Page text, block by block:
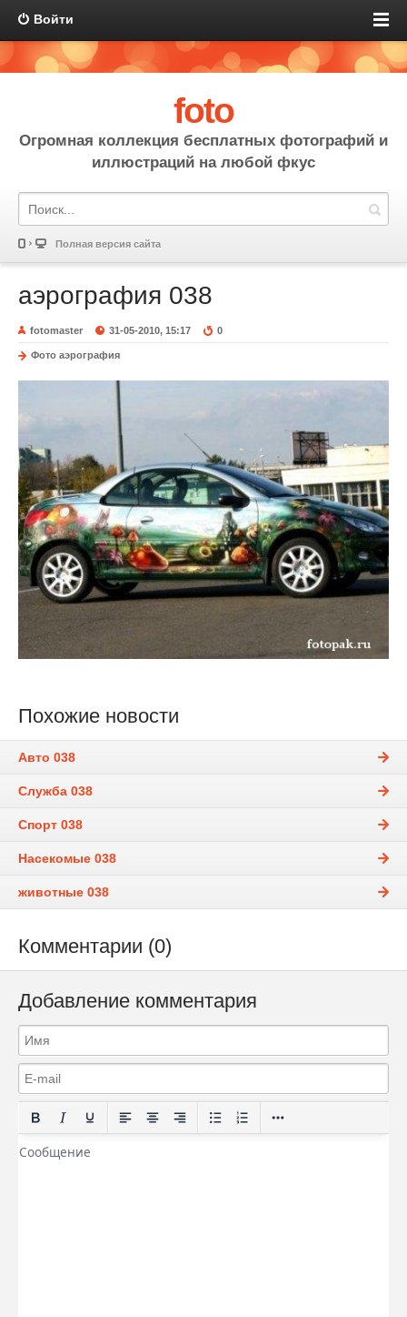
Войти
foto
Огромная коллекция бесплатных фотографий и
иллюстраций на любой фкус
Полная версия сайта
аэрография 038
fotomaster 31-05-2010, 15:17 0
Фото аэрография
Похожие новости
Авто 038
Служба 038
Спорт 038
Насекомые 038
животные 038
Комментарии (0)
Добавление комментария